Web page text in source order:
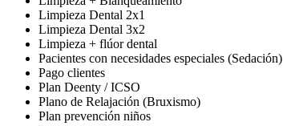
Limpieza Dental 2x1
Limpieza Dental 3x2
Limpieza + flúor dental
Pacientes con necesidades especiales (Sedación)
Pago clientes
Plan Deenty / ICSO
Plano de Relajación (Bruxismo)
Plan prevención niños